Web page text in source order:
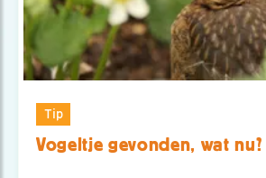
Tip
Vogeltje gevonden, wat nu?